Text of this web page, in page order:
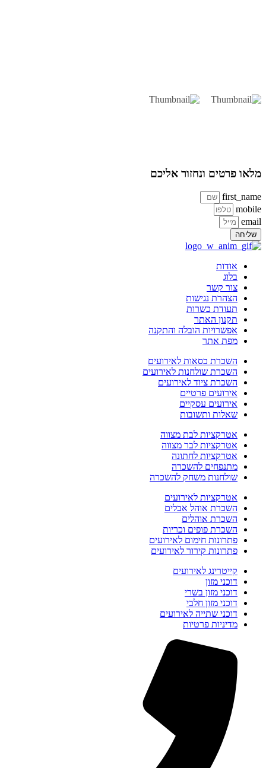
פרטים ונחזור אליכם
שליחה
אודות
בלוג
צור קשר
הצהרת נגישות
תעודת כשרות
תקנון האתר
אפשרויות הובלה והתקנה
מפת אתר
השכרת כסאות לאירועים
השכרת שולחנות לאירועים
השכרת ציוד לאירועים
אירועים פרטיים
אירועים עסקיים
שאלות ותשובות
אטרקציות לבת מצווה
אטרקציות לבר מצווה
אטרקציות לחתונה
מתנפחים להשכרה
שולחנות משחק להשכרה
אטרקציות לאירועים
השכרת אוהל אבלים
השכרת אוהלים
השכרת פופים וכריות
פתרונות חימום לאירועים
פתרונות קירור לאירועים
קייטרינג לאירועים
דוכני מזון
דוכני מזון בשרי
דוכני מזון חלבי
דוכני שתייה לאירועים
מדיניות פרטיות